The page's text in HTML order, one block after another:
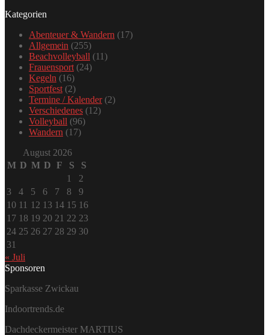
Kategorien
Abenteuer & Wandern (17)
Allgemein (255)
Beachvolleyball (11)
Frauensport(24)
Kegeln (16)
Sportfest(2)
Termine / Kalender(2)
Verschiedenes (12)
Volleyball (96)
Wandern (17)
August 2026
M D M D F S
S
1
2
3
4 5 6 7 8
9
10 11 12 13 14 15 16
17 18 19 20 21 22 23
24 25 26 27 28 29 30
31
« Juli
Sponsoren
Sparkasse Zwickau
Indoortrends.de
Dachdeckermeister MARTIUS